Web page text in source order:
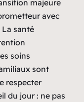
majeure
avec
santé
soins
sont
respecter
du jour : ne pas